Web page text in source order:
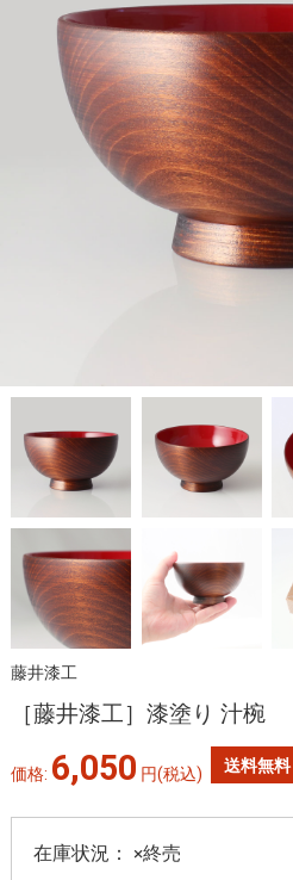
藤井漆工
［藤井漆工］漆塗り 汁椀
価格: 6,050 円(税込) 送料無料
在庫状況： ×終売